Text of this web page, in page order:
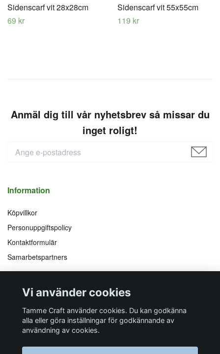
Sidenscarf vit 28x28cm
69 kr
Sidenscarf vit 55x55cm
119 kr
Anmäl dig till vår nyhetsbrev så missar du
inget roligt!
Information
Köpvillkor
Personuppgiftspolicy
Kontaktformulär
Samarbetspartners
Följ oss på
Facebook
Instagram
YouTube
Pinterest
Vi accepterar
Vi använder cookies
Tamme Craft använder cookies. Du kan godkänna
alla eller göra inställningar för godkännande av
användning av cookies.